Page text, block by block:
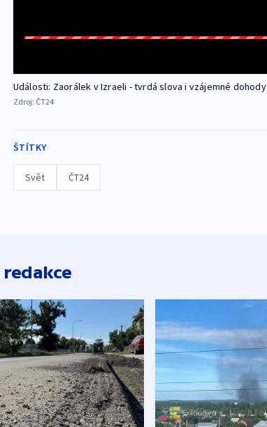
Události: Zaorálek v Izraeli - tvrdá slova i vzájemné dohody
Zdroj: ČT24
ŠTÍTKY
Svět ČT24